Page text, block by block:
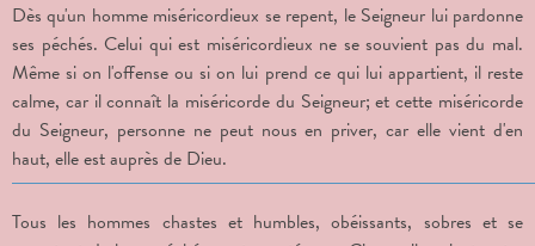
Dès qu'un homme miséricordieux se repent, le Seigneur lui pardonne
ses péchés. Celui qui est miséricordieux ne se souvient pas du mal.
Même si on l'offense ou si on lui prend ce qui lui appartient, il reste
calme, car il connaît la miséricorde du Seigneur; et cette miséricorde
du Seigneur, personne ne peut nous en priver, car elle vient d'en
haut, elle est auprès de Dieu.
Tous les hommes chastes et humbles, obéissants, sobres et se